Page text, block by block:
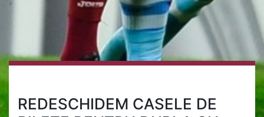
REDESCHIDEM CASELE DE